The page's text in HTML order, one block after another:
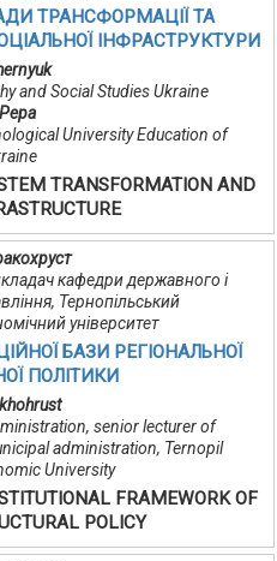
ТРАНСФОРМАЦІЇ ТА
ІНФРАСТРУКТУРИ
and Social Studies Ukraine
University Education of
TRANSFORMATION AND
кафедри державного і
Тернопільський
університет
БАЗИ РЕГІОНАЛЬНОЇ
ПОЛІТИКИ
senior lecturer of
administration, Ternopil
University
FRAMEWORK OF
POLICY